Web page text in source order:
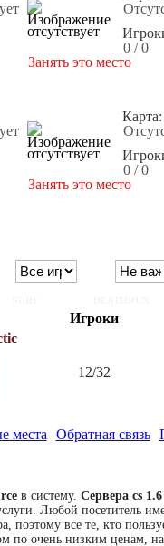
0 / 0
Занять это место
Карта:
0 / 0
Занять это место
Игроки
12/32
места Обратная связь
в систему. Сервера cs 1.6
Любой посетитель
поэтому все те, кто
по очень низким ценам,